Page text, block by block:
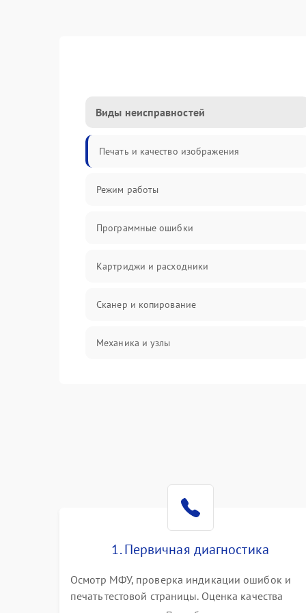
Виды неисправностей
Печать и качество изображения
Режим работы
Программные ошибки
Картриджи и расходники
Сканер и копирование
Механика и узлы
Проблемы с механикой
1. Первичная диагностика
Осмотр МФУ, проверка индикации ошибок и
печать тестовой страницы. Оценка качества